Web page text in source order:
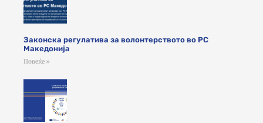
Законска регулатива за волонтерството во РС
Македонија
Повеќе »